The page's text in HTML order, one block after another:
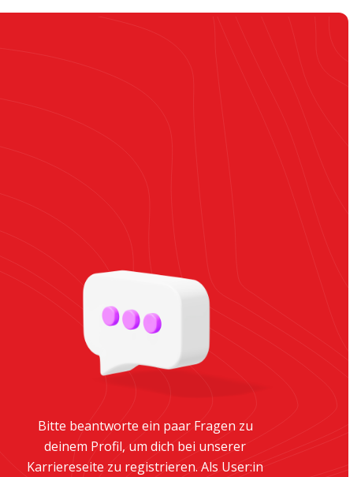
Bitte beantworte ein paar Fragen zu
deinem Profil, um dich bei unserer
Karriereseite zu registrieren. Als User:in